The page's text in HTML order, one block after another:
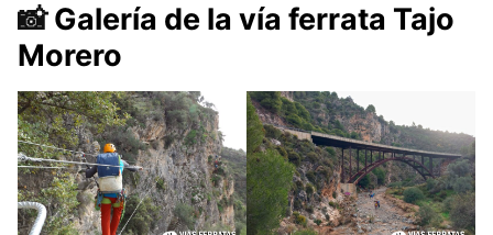
📸Galería de la vía ferrata Tajo
Morero